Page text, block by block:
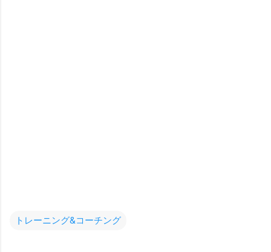
トレーニング&コーチング